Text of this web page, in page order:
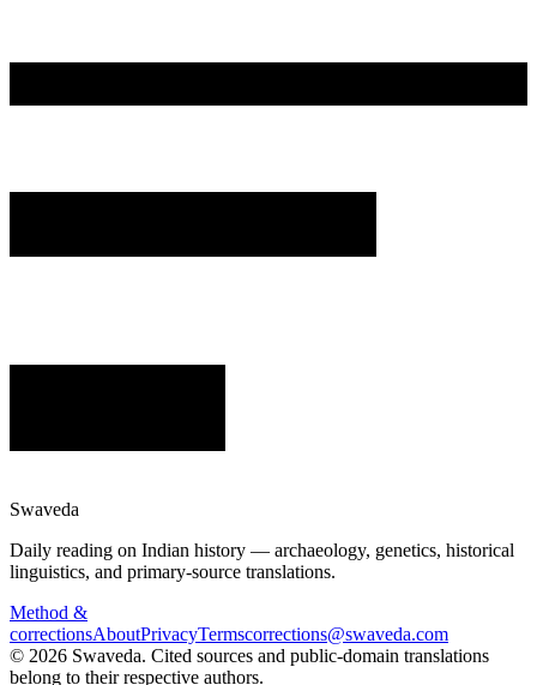
Swaveda
Daily reading on Indian history — archaeology, genetics, historical
linguistics, and primary-source translations.
Method &
correctionsAboutPrivacyTermscorrections@swaveda.com
© 2026 Swaveda. Cited sources and public-domain translations
belong to their respective authors.